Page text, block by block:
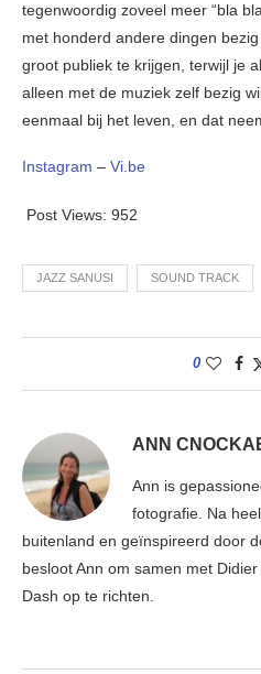
tegenwoordig zoveel meer “bla
met honderd andere dingen
groot publiek te krijgen, terwijl je
alleen met de muziek zelf bezig
eenmaal bij het leven, en dat
Instagram – Vi.be
Post Views: 952
JAZZ SANUSI SOUND TRACK
0
ANN
Ann is
fotografie. Na
buitenland en geïnspireerd door
besloot Ann om samen met
Dash op te richten.